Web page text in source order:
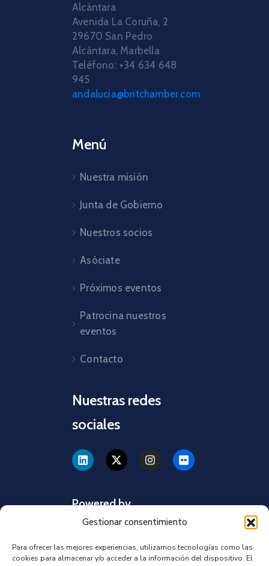
Gestionar consentimiento
Para ofrecer las mejores experiencias, utilizamos tecnologías como las
cookies para almacenar y/o acceder a la información del dispositivo. El
Alcántara
Avenida La Coruña, 2
29670 San Pedro
Alcántara, Marbella
Teléfono: +34 634 648
945
andalucia@britchamber.com
Menú
Nuestra misión
Junta de Gobierno
Nuestros socios
Asóciate
Próximos eventos
Patrocina nuestros
eventos
Contacto
Nuestras redes
sociales
Powered by